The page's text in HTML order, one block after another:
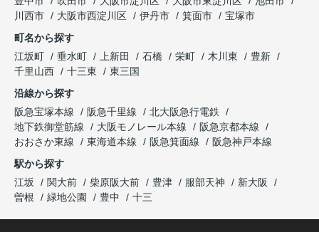
川西市
大阪市西淀川区 伊丹市 箕面市
宝塚市
町名から探す
江坂町
垂水町 上新田 石橋 栄町 木川東
豊新
千里山西
十三東
東三国
沿線から探す
阪急宝塚本線
阪急千里線
北大阪急行電鉄
地下鉄御堂筋線
大阪モノレール本線
阪急京都本線
おおさか東線
東海道本線 阪急箕面線
阪急神戸本線
駅から探す
江坂
関大前 柴原阪大前 豊津 服部天神
新大阪
曽根
緑地公園 豊中 十三